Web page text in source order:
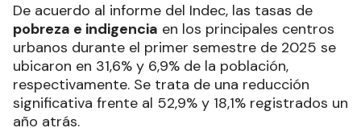
De acuerdo al informe del Indec, las tasas de
pobreza e indigencia en los principales centros
urbanos durante el primer semestre de 2025 se
ubicaron en 31,6% y 6,9% de la población,
respectivamente. Se trata de una reducción
significativa frente al 52,9% y 18,1% registrados un
año atrás.